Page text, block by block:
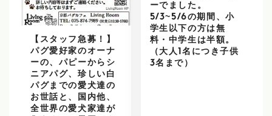
【スタッフ急募！】
パグ愛好家のオーナ
ーの、パピーからシ
ニアパグ、珍しい白
パグまでの愛犬達の
お世話と、国内他、
全世界の愛犬家達が
ーでました。
5/3~5/6の期間、小
学生以下の方は無
料・中学生は半額。
（大人1名につき子供
3名まで）